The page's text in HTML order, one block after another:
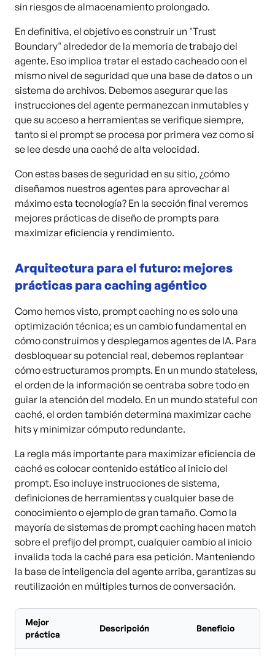
sin riesgos de almacenamiento prolongado.
En definitiva, el objetivo es construir un "Trust
Boundary" alrededor de la memoria de trabajo del
agente. Eso implica tratar el estado cacheado con el
mismo nivel de seguridad que una base de datos o un
sistema de archivos. Debemos asegurar que las
instrucciones del agente permanezcan inmutables y
que su acceso a herramientas se verifique siempre,
tanto si el prompt se procesa por primera vez como si
se lee desde una caché de alta velocidad.
Con estas bases de seguridad en su sitio, ¿cómo
diseñamos nuestros agentes para aprovechar al
máximo esta tecnología? En la sección final veremos
mejores prácticas de diseño de prompts para
maximizar eficiencia y rendimiento.
Arquitectura para el futuro: mejores
prácticas para caching agéntico
Como hemos visto, prompt caching no es solo una
optimización técnica; es un cambio fundamental en
cómo construimos y desplegamos agentes de IA. Para
desbloquear su potencial real, debemos replantear
cómo estructuramos prompts. En un mundo stateless,
el orden de la información se centraba sobre todo en
guiar la atención del modelo. En un mundo stateful con
caché, el orden también determina maximizar cache
hits y minimizar cómputo redundante.
La regla más importante para maximizar eficiencia de
caché es colocar contenido estático al inicio del
prompt. Eso incluye instrucciones de sistema,
definiciones de herramientas y cualquier base de
conocimiento o ejemplo de gran tamaño. Como la
mayoría de sistemas de prompt caching hacen match
sobre el prefijo del prompt, cualquier cambio al inicio
invalida toda la caché para esa petición. Manteniendo
la base de inteligencia del agente arriba, garantizas su
reutilización en múltiples turnos de conversación.
Mejor
práctica
Descripción Beneficio